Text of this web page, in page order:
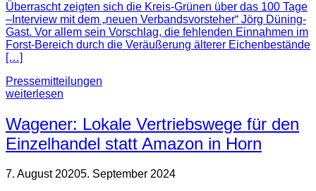
Überrascht zeigten sich die Kreis-Grünen über das 100 Tage
–Interview mit dem „neuen Verbandsvorsteher“ Jörg Düning-
Gast. Vor allem sein Vorschlag, die fehlenden Einnahmen im
Forst-Bereich durch die Veräußerung älterer Eichenbestände
[…]
Pressemitteilungen
weiterlesen
Wagener: Lokale Vertriebswege für den
Einzelhandel statt Amazon in Horn
7. August 20205. September 2024